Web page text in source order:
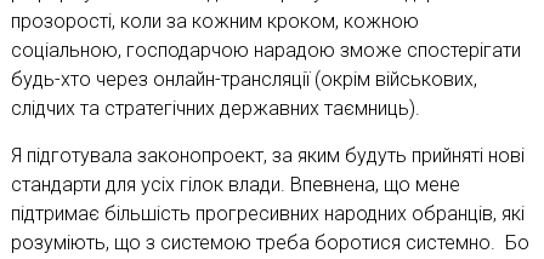
прозорості, коли за кожним кроком, кожною
соціальною, господарчою нарадою зможе спостерігати
будь-хто через онлайн-трансляції (окрім військових,
слідчих та стратегічних державних таємниць).
Я підготувала законопроект, за яким будуть прийняті нові
стандарти для усіх гілок влади. Впевнена, що мене
підтримає більшість прогресивних народних обранців, які
розуміють, що з системою треба боротися системно. Бо